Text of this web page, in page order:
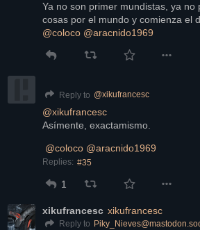
Ya no son primer mundistas, ya no
cosas por el mundo y comienza el
@coloco @aracnido1969
Reply to @xikufrancesc
@xikufrancesc
Asímente, exactamismo.
@coloco @aracnido1969
Replies: #35
1
xikufrancesc xikufrancesc
Reply to